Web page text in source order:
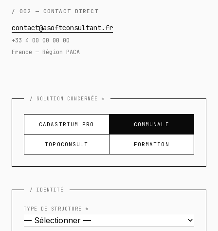
/ 002 — CONTACT DIRECT
contact@asoftconsultant.fr
+33 4 00 00 00 00
France — Région PACA
/ SOLUTION CONCERNÉE *
CADASTRIUM PRO COMMUNALE
TOPOCONSULT FORMATION
/ IDENTITÉ
TYPE DE STRUCTURE *